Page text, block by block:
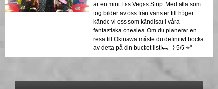
är en mini Las Vegas Strip. Med alla som
tog bilder av oss från vänster till höger
kände vi oss som kändisar i våra
fantastiska onesies. Om du planerar en
resa till Okinawa måste du definitivt bocka
av detta på din bucket list!🏎️💨 5/5 ⭐️"